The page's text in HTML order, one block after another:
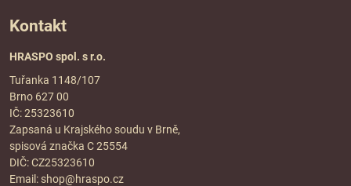
Kontakt
HRASPO spol. s r.o.
Tuřanka 1148/107
Brno 627 00
IČ: 25323610
Zapsaná u Krajského soudu v Brně,
spisová značka C 25554
DIČ: CZ25323610
Email: shop@hraspo.cz